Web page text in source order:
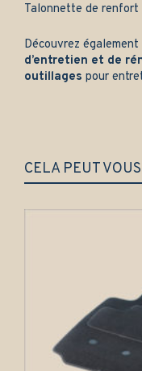
Talonnette de renfort
Découvrez
d’entretien et de
outillages pour
CELA PEUT